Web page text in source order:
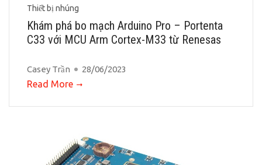
Thiết bị nhúng
Khám phá bo mạch Arduino Pro – Portenta
C33 với MCU Arm Cortex-M33 từ Renesas
Casey Trần 28/06/2023
Read More